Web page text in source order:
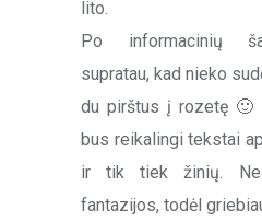
lito.
Po informacinių
supratau, kad nieko
du pirštus į rozetę 🙂
bus reikalingi tekstai
ir tik tiek žinių.
fantazijos, todėl